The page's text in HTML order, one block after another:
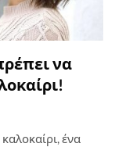
να
ένα